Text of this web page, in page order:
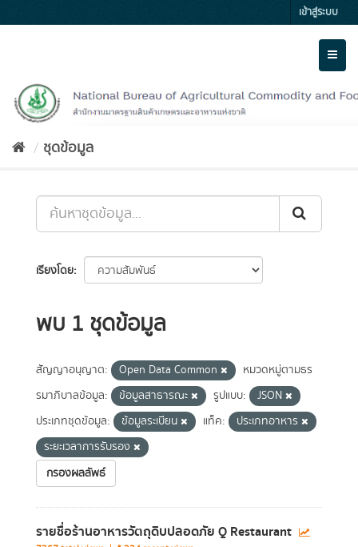
to
เข้าสู่ระบบ
ชุดข้อมูล
เรียงโดย
พบ 1 ชุดข้อมูล
สัญญาอนุญาต: Open Data Common
หมวดหมู่ตามธร
รมาภิบาลข้อมูล:
ข้อมูลสาธารณะ รูปแบบ:
JSON
ประเภทชุดข้อมูล:
ข้อมูลระเบียน แท็ค:
ประเภทอาหาร
ระยะเวลาการรับรอง
กรองผลลัพธ์
รายชื่อร้านอาหารวัตถุดิบปลอดภัย Q Restaurant